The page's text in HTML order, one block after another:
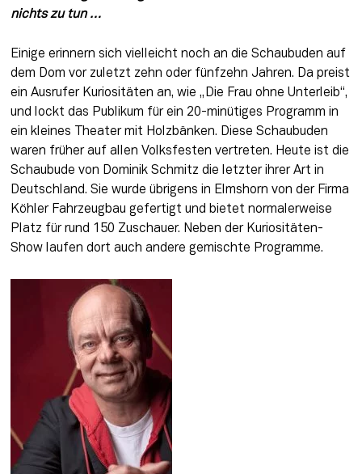
nichts zu tun …
Einige erinnern sich vielleicht noch an die Schaubuden auf
dem Dom vor zuletzt zehn oder fünfzehn Jahren. Da preist
ein Ausrufer Kuriositäten an, wie „Die Frau ohne Unterleib“,
und lockt das Publikum für ein 20-minütiges Programm in
ein kleines Theater mit Holzbänken. Diese Schaubuden
waren früher auf allen Volksfesten vertreten. Heute ist die
Schaubude von Dominik Schmitz die letzter ihrer Art in
Deutschland. Sie wurde übrigens in Elmshorn von der Firma
Köhler Fahrzeugbau gefertigt und bietet normalerweise
Platz für rund 150 Zuschauer. Neben der Kuriositäten-
Show laufen dort auch andere gemischte Programme.